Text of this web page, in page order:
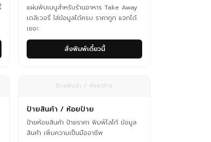
แผ่นพับเมนูสำหรับร้านอาหาร Take Away
เดลิเวอรี่ ใส่ข้อมูลได้ครบ ราคาถูก แจกได้
เยอะ
สั่งพิมพ์เดี๋ยวนี้
ป้ายสินค้า / ห้อยป้าย
ป้ายสินค้า / ห้อยป้าย
ป้ายห้อยสินค้า ป้ายราคา พิมพ์โลโก้ ข้อมูล
สินค้า เพิ่มความเป็นมืออาชีพ